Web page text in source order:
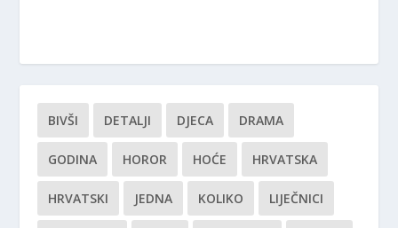
BIVŠI DETALJI DJECA DRAMA
GODINA HOROR HOĆE HRVATSKA
HRVATSKI JEDNA KOLIKO LIJEČNICI